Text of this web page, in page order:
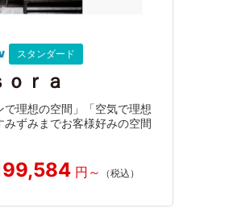
スタンダード
ｏｒａ
で理想の空間」「空気で理想
みずみまでお客様好みの空間